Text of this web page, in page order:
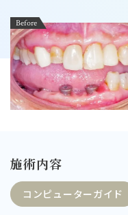
施術内容
コンピューターガイド